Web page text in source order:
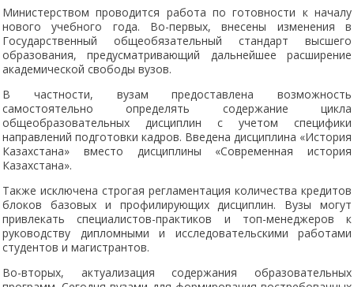
Министерством проводится работа по готовности к началу
нового учебного года. Во-первых, внесены изменения в
Государственный общеобязательный стандарт высшего
образования, предусматривающий дальнейшее расширение
академической свободы вузов.
В частности, вузам предоставлена возможность
самостоятельно определять содержание цикла
общеобразовательных дисциплин с учетом специфики
направлений подготовки кадров. Введена дисциплина «История
Казахстана» вместо дисциплины «Современная история
Казахстана».
Также исключена строгая регламентация количества кредитов
блоков базовых и профилирующих дисциплин. Вузы могут
привлекать специалистов-практиков и топ-менеджеров к
руководству дипломными и исследовательскими работами
студентов и магистрантов.
Во-вторых, актуализация содержания образовательных